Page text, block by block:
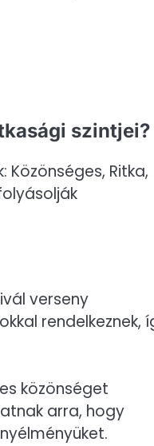
szintjei?
Ritka,
verseny
rendelkeznek,
közönséget
arra, hogy